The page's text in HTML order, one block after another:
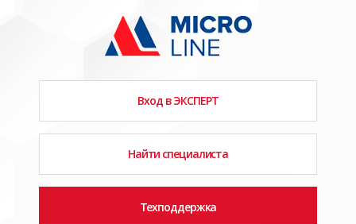
Вход в ЭКСПЕРТ
Найти специалиста
Техподдержка